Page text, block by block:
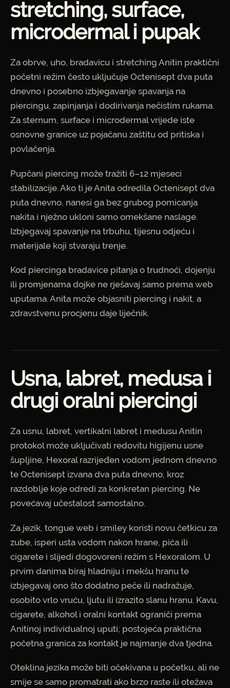
stretching, surface,
microdermal i pupak
Za obrve, uho, bradavicu i stretching Anitin praktični
početni režim često uključuje Octenisept dva puta
dnevno i posebno izbjegavanje spavanja na
piercingu, zapinjanja i dodirivanja nečistim rukama.
Za sternum, surface i microdermal vrijede iste
osnovne granice uz pojačanu zaštitu od pritiska i
povlačenja.
Pupčani piercing može tražiti 6–12 mjeseci
stabilizacije. Ako ti je Anita odredila Octenisept dva
puta dnevno, nanesi ga bez grubog pomicanja
nakita i nježno ukloni samo omekšane naslage.
Izbjegavaj spavanje na trbuhu, tijesnu odjeću i
materijale koji stvaraju trenje.
Kod piercinga bradavice pitanja o trudnoći, dojenju
ili promjenama dojke ne rješavaj samo prema web
uputama. Anita može objasniti piercing i nakit, a
zdravstvenu procjenu daje liječnik.
Usna, labret, medusa i
drugi oralni piercingi
Za usnu, labret, vertikalni labret i medusu Anitin
protokol može uključivati redovitu higijenu usne
šupljine, Hexoral razrijeđen vodom jednom dnevno
te Octenisept izvana dva puta dnevno, kroz
razdoblje koje odredi za konkretan piercing. Ne
povećavaj učestalost samostalno.
Za jezik, tongue web i smiley koristi novu četkicu za
zube, isperi usta vodom nakon hrane, pića ili
cigarete i slijedi dogovoreni režim s Hexoralom. U
prvim danima biraj hladniju i mekšu hranu te
izbjegavaj ono što dodatno peče ili nadražuje,
osobito vrlo vruću, ljutu ili izrazito slanu hranu. Kavu,
cigarete, alkohol i oralni kontakt ograniči prema
Anitinoj individualnoj uputi; postojeća praktična
početna granica za kontakt je najmanje dva tjedna.
Oteklina jezika može biti očekivana u početku, ali ne
smije se samo promatrati ako brzo raste ili otežava